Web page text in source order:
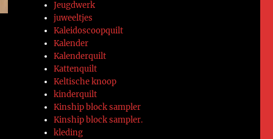
Jeugdwerk
juweeltjes
Kaleidoscoopquilt
Kalender
Kalenderquilt
Kattenquilt
Keltische knoop
kinderquilt
Kinship block sampler
Kinship block sampler.
kleding